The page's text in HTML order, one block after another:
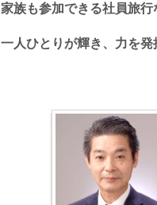
家族も参加できる社員旅行
一人ひとりが輝き、力を